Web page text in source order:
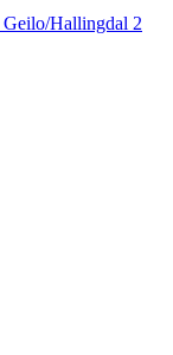
Geilo/Hallingdal 2